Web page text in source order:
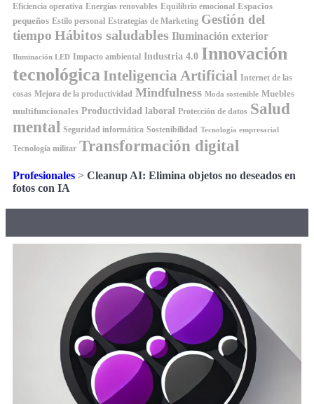
Eficiencia operativa Energías renovables Equilibrio emocional Espacios
pequeños Estilo personal Estrategias de Marketing Gestión del
tiempo Hábitos saludables Iluminación exterior
Iluminación LED Impacto ambiental Industria 4.0 Innovación
tecnológica Inteligencia Artificial Internet de las
cosas Mejora de la productividad Mindfulness Moda sostenible Muebles
multifuncionales Productividad laboral Protección de datos Salud
mental Seguridad informática Sostenibilidad Tecnología empresarial
Tecnología militar Transformación digital
Profesionales > Cleanup AI: Elimina objetos no deseados en
fotos con IA